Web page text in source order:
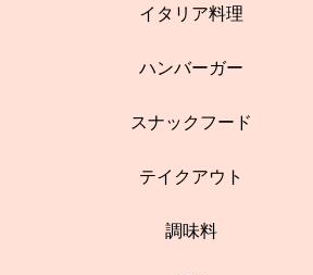
イタリア料理
ハンバーガー
スナックフード
テイクアウト
調味料